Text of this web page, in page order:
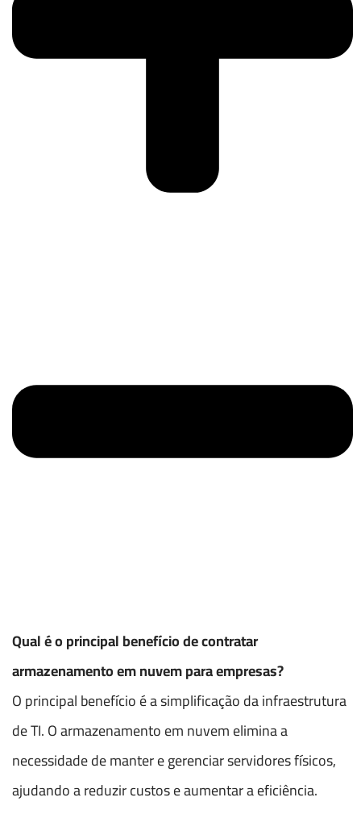
Qual é o principal benefício de contratar
armazenamento em nuvem para empresas?
O principal benefício é a simplificação da infraestrutura
de TI. O armazenamento em nuvem elimina a
necessidade de manter e gerenciar servidores físicos,
ajudando a reduzir custos e aumentar a eficiência.